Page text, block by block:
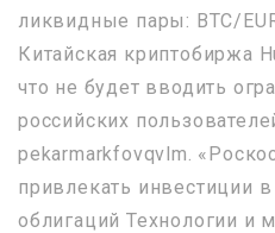
ликвидные пары: BTC/
Китайская криптобиржа
что не будет вводить
российских
pekarmarkfovqvlm.
привлекать инвестиции
облигаций Технологии и